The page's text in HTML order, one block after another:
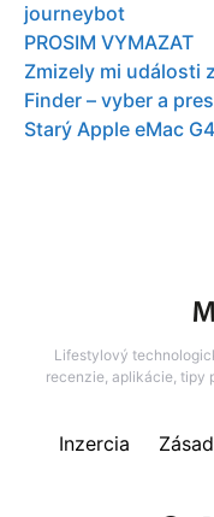
journeybot
PROSIM VYMAZAT
Zmizely mi události
Finder – vyber a
Starý Apple eMac
Lifestylový
recenzie, aplikácie, tipy
Inzercia